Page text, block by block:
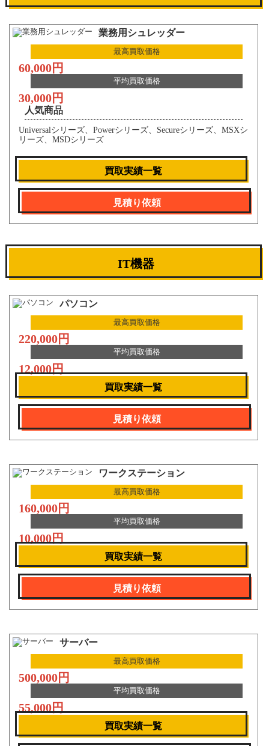
業務用シュレッダー
最高買取価格
60,000円
平均買取価格
30,000円
人気商品
Universalシリーズ、Powerシリーズ、Secureシリーズ、MSXシ
リーズ、MSDシリーズ
買取実績一覧
見積り依頼
IT機器
パソコン
最高買取価格
220,000円
平均買取価格
12,000円
買取実績一覧
見積り依頼
ワークステーション
最高買取価格
160,000円
平均買取価格
10,000円
買取実績一覧
見積り依頼
サーバー
最高買取価格
500,000円
平均買取価格
55,000円
買取実績一覧